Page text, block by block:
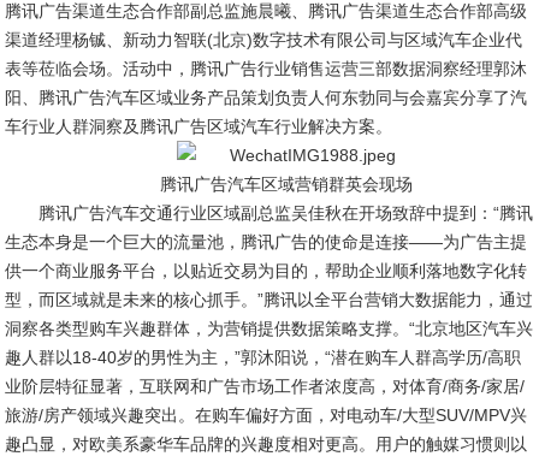
腾讯广告渠道生态合作部副总监施晨曦、腾讯广告渠道生态合作部高级
渠道经理杨铖、新动力智联(北京)数字技术有限公司与区域汽车企业代
表等莅临会场。活动中，腾讯广告行业销售运营三部数据洞察经理郭沐
阳、腾讯广告汽车区域业务产品策划负责人何东勃同与会嘉宾分享了汽
车行业人群洞察及腾讯广告区域汽车行业解决方案。
腾讯广告汽车区域营销群英会现场
腾讯广告汽车交通行业区域副总监吴佳秋在开场致辞中提到：“腾讯
生态本身是一个巨大的流量池，腾讯广告的使命是连接——为广告主提
供一个商业服务平台，以贴近交易为目的，帮助企业顺利落地数字化转
型，而区域就是未来的核心抓手。”腾讯以全平台营销大数据能力，通过
洞察各类型购车兴趣群体，为营销提供数据策略支撑。“北京地区汽车兴
趣人群以18-40岁的男性为主，”郭沐阳说，“潜在购车人群高学历/高职
业阶层特征显著，互联网和广告市场工作者浓度高，对体育/商务/家居/
旅游/房产领域兴趣突出。在购车偏好方面，对电动车/大型SUV/MPV兴
趣凸显，对欧美系豪华车品牌的兴趣度相对更高。用户的触媒习惯则以